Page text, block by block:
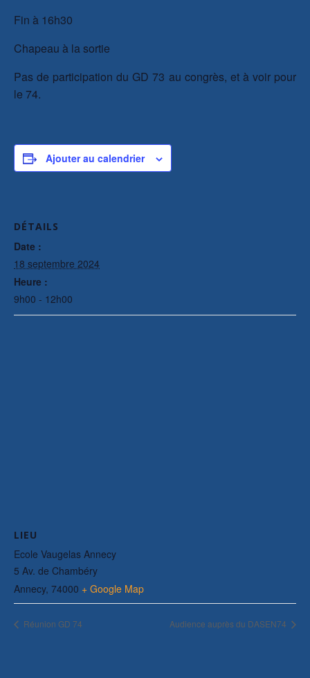
Fin à 16h30
Chapeau à la sortie
Pas de participation du GD 73 au congrès, et à voir pour
le 74.
Ajouter au calendrier
DÉTAILS
Date :
18 septembre 2024
Heure :
9h00 - 12h00
LIEU
Ecole Vaugelas Annecy
5 Av. de Chambéry
Annecy, 74000 + Google Map
Réunion GD 74 Audience auprès du DASEN74